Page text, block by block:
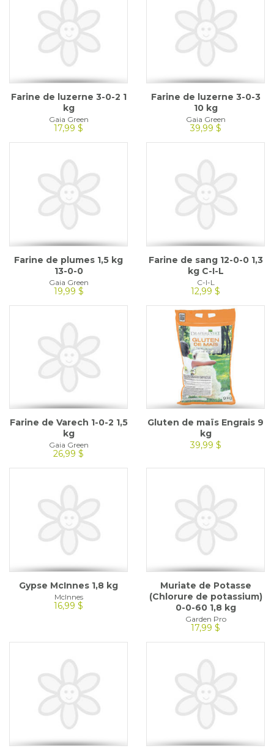
Farine de luzerne 3-0-2 1
kg
Gaia Green
17,99 $
Farine de luzerne 3-0-3
10 kg
Gaia Green
39,99 $
Farine de plumes 1,5 kg
13-0-0
Gaia Green
19,99 $
Farine de sang 12-0-0 1,3
kg C-I-L
C-I-L
12,99 $
Farine de Varech 1-0-2 1,5
kg
Gaia Green
26,99 $
Gluten de maïs Engrais 9
kg
39,99 $
Gypse McInnes 1,8 kg
McInnes
16,99 $
Muriate de Potasse
(Chlorure de potassium)
0-0-60 1,8 kg
Garden Pro
17,99 $